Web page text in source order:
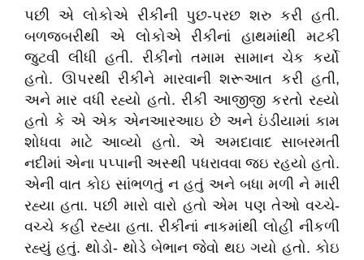
પછી એ લોકોએ રીકીની પુછ-પરછ શરુ કરી હતી.
બળજબરીથી એ લોકોએ રીકીનાં હાથમાંથી મટકી
જુટવી લીધી હતી. રીકીનો તમામ સામાન ચેક કર્યો
હતો. ઊપરથી રીકીને મારવાની શરૂઆત કરી હતી,
અને માર વધી રહ્યો હતો. રીકી આજીજી કરતો રહ્યો
હતો કે એ એક એનઆરઆઇ છે અને ઇંડીયામાં કામ
શોધવા માટે આવ્યો હતો. એ અમદાવાદ સાબરમતી
નદીમાં એના પપ્પાની અસ્થી પધરાવવા જઇ રહયો હતો.
એની વાત કોઇ સાંભળતું ન હતું અને બધા મળી ને મારી
રહ્યા હતા. પછી મારો વારો હતો એમ પણ તેઓ વચ્ચે-
વચ્ચે કહી રહ્યા હતા. રીકીનાં નાકમાંથી લોહી નીકળી
રહ્યું હતું. થોડો- થોડે બેભાન જેવો થઇ ગયો હતો. કોઇ